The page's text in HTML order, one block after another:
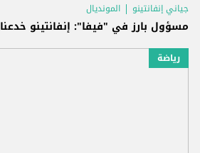
جياني إنفانتينو المونديال
مسؤول بارز في "فيفا": إنفانتينو خدعنا
رياضة